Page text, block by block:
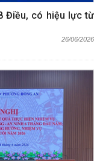
Điều, có hiệu lực từ
26/06/2026